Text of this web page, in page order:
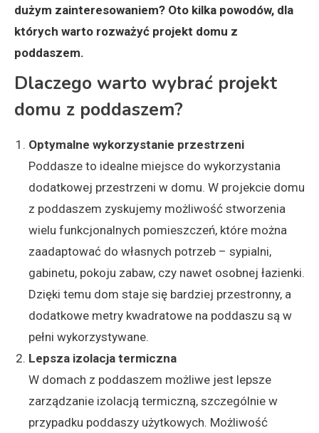
dużym zainteresowaniem? Oto kilka powodów, dla
których warto rozważyć projekt domu z
poddaszem.
Dlaczego warto wybrać projekt
domu z poddaszem?
Optymalne wykorzystanie przestrzeni
Poddasze to idealne miejsce do wykorzystania
dodatkowej przestrzeni w domu. W projekcie domu
z poddaszem zyskujemy możliwość stworzenia
wielu funkcjonalnych pomieszczeń, które można
zaadaptować do własnych potrzeb – sypialni,
gabinetu, pokoju zabaw, czy nawet osobnej łazienki.
Dzięki temu dom staje się bardziej przestronny, a
dodatkowe metry kwadratowe na poddaszu są w
pełni wykorzystywane.
Lepsza izolacja termiczna
W domach z poddaszem możliwe jest lepsze
zarządzanie izolacją termiczną, szczególnie w
przypadku poddaszy użytkowych. Możliwość